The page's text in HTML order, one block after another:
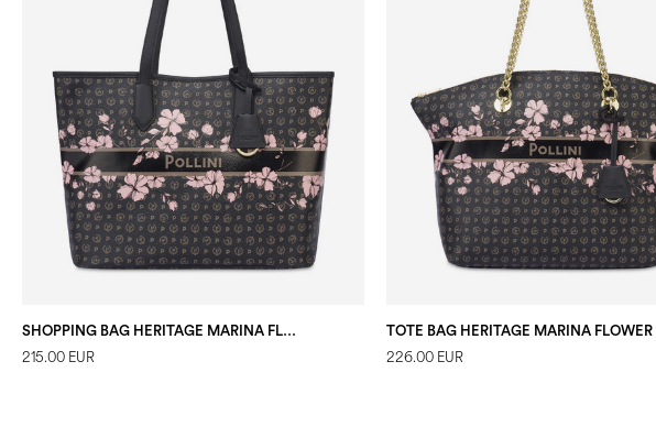
215.00 EUR
TOTE BAG HERITAGE MARINA FLOWER
226.00 EUR